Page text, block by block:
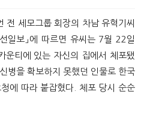
전 세모그룹 회장의 차남 유혁기씨
일보」에 따르면 유씨는 7월 22일
운티에 있는 자신의 집에서 체포됐
병을 확보하지 못했던 인물로 한국
에 따라 붙잡혔다. 체포 당시 순순